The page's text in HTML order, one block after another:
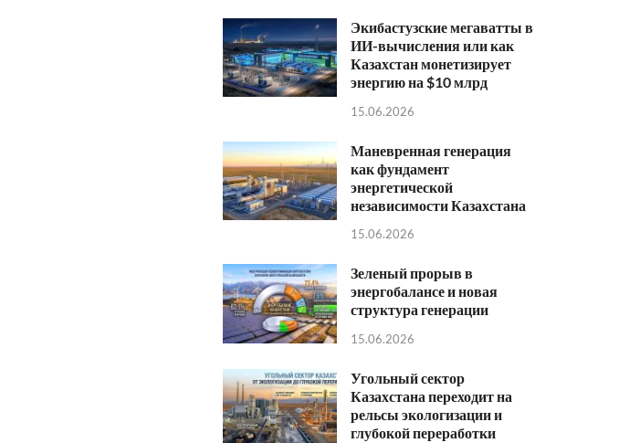
Экибастузские мегаватты в
ИИ-вычисления или как
Казахстан монетизирует
энергию на $10 млрд
15.06.2026
Маневренная генерация
как фундамент
энергетической
независимости Казахстана
15.06.2026
Зеленый прорыв в
энергобалансе и новая
структура генерации
15.06.2026
Угольный сектор
Казахстана переходит на
рельсы экологизации и
глубокой переработки